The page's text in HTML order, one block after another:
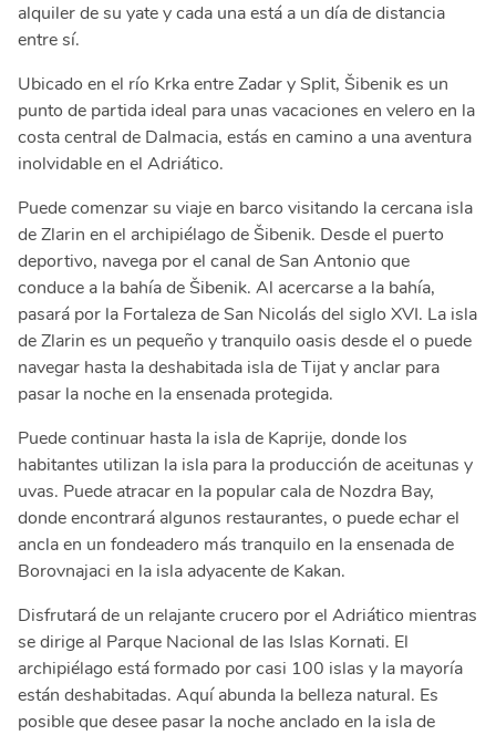
alquiler de su yate y cada una está a un día de distancia
entre sí.
Ubicado en el río Krka entre Zadar y Split, Šibenik es un
punto de partida ideal para unas vacaciones en velero en la
costa central de Dalmacia, estás en camino a una aventura
inolvidable en el Adriático.
Puede comenzar su viaje en barco visitando la cercana isla
de Zlarin en el archipiélago de Šibenik. Desde el puerto
deportivo, navega por el canal de San Antonio que
conduce a la bahía de Šibenik. Al acercarse a la bahía,
pasará por la Fortaleza de San Nicolás del siglo XVI. La isla
de Zlarin es un pequeño y tranquilo oasis desde el o puede
navegar hasta la deshabitada isla de Tijat y anclar para
pasar la noche en la ensenada protegida.
Puede continuar hasta la isla de Kaprije, donde los
habitantes utilizan la isla para la producción de aceitunas y
uvas. Puede atracar en la popular cala de Nozdra Bay,
donde encontrará algunos restaurantes, o puede echar el
ancla en un fondeadero más tranquilo en la ensenada de
Borovnajaci en la isla adyacente de Kakan.
Disfrutará de un relajante crucero por el Adriático mientras
se dirige al Parque Nacional de las Islas Kornati. El
archipiélago está formado por casi 100 islas y la mayoría
están deshabitadas. Aquí abunda la belleza natural. Es
posible que desee pasar la noche anclado en la isla de